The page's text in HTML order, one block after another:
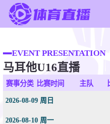
足球直播
篮球直播
足球录像
EVENT PRESENTATION
马耳他U16直播
赛事分类 比赛时间 主队
2026-08-09 周日
2026-08-10 周一